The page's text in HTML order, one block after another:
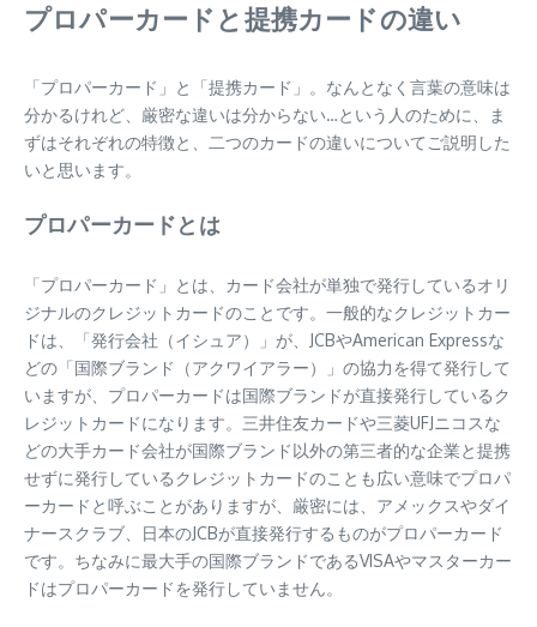
プロパーカードと提携カードの違い
「プロパーカード」と「提携カード」。なんとなく言葉の意味は
分かるけれど、厳密な違いは分からない…という人のために、ま
ずはそれぞれの特徴と、二つのカードの違いについてご説明した
いと思います。
プロパーカードとは
「プロパーカード」とは、カード会社が単独で発行しているオリ
ジナルのクレジットカードのことです。一般的なクレジットカー
ドは、「発行会社（イシュア）」が、JCBやAmerican Expressな
どの「国際ブランド（アクワイアラー）」の協力を得て発行して
いますが、プロパーカードは国際ブランドが直接発行しているク
レジットカードになります。三井住友カードや三菱UFJニコスな
どの大手カード会社が国際ブランド以外の第三者的な企業と提携
せずに発行しているクレジットカードのことも広い意味でプロパ
ーカードと呼ぶことがありますが、厳密には、アメックスやダイ
ナースクラブ、日本のJCBが直接発行するものがプロパーカード
です。ちなみに最大手の国際ブランドであるVISAやマスターカー
ドはプロパーカードを発行していません。